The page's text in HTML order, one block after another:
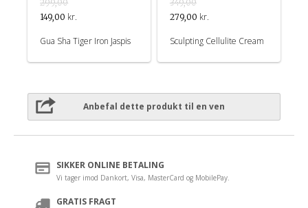
299,00
149,00 kr.
Gua Sha Tiger Iron Jaspis
349,00
279,00 kr.
Sculpting Cellulite Cream
Anbefal dette produkt til en ven
SIKKER ONLINE BETALING
Vi tager imod Dankort, Visa, MasterCard og MobilePay.
GRATIS FRAGT